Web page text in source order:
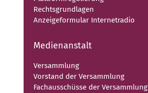
Rechtsgrundlagen
Anzeigeformular Internetradio
Medienanstalt
Versammlung
Vorstand der Versammlung
Fachausschüsse der Versammlung